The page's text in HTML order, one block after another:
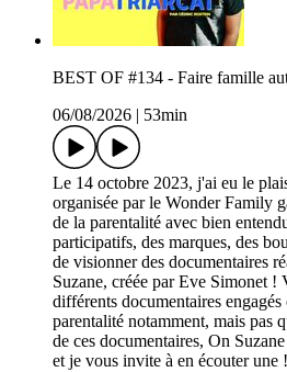
BEST OF #134 - Faire famille
06/08/2026
53min
Le 14 octobre 2023, j'ai eu le
organisée par le Wonder Family
de la parentalité avec bien
participatifs, des marques, des
de visionner des documentaires
Suzane, créée par Eve Simonet !
différents documentaires
parentalité notamment, mais pas
de ces documentaires, On
et je vous invite à en écouter une !